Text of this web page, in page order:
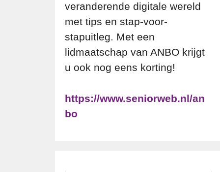
veranderende digitale wereld
met tips en stap-voor-
stapuitleg. Met een
lidmaatschap van ANBO krijgt
u ook nog eens korting!
https://www.seniorweb.nl/an
bo